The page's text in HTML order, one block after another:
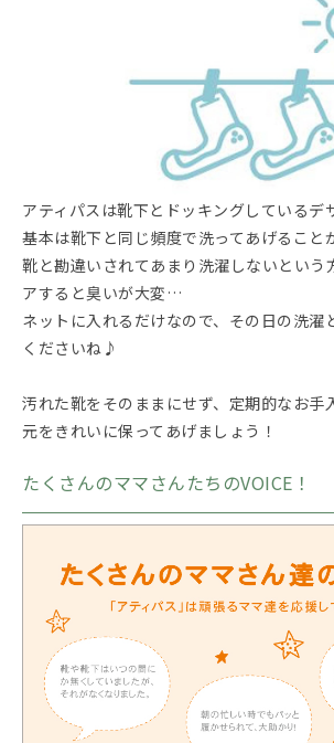
アティパスは靴下とドッキングしているデ
基本は靴下と同じ頻度で洗ってあげること
靴と勘違いされてあまり洗濯しないという
アすると臭いが大変…
ネットに入れるだけなので、その日の洗濯
くださいね♪
汚れた靴をそのままにせず、定期的なお手
元をきれいに保ってあげましょう！
たくさんのママさんたちのVOICE！